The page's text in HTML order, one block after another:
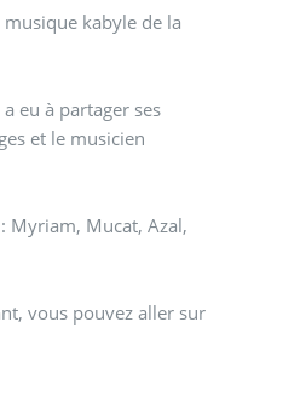
kabyle de la
eu à partager ses
et le musicien
Myriam, Mucat, Azal,
vous pouvez aller sur